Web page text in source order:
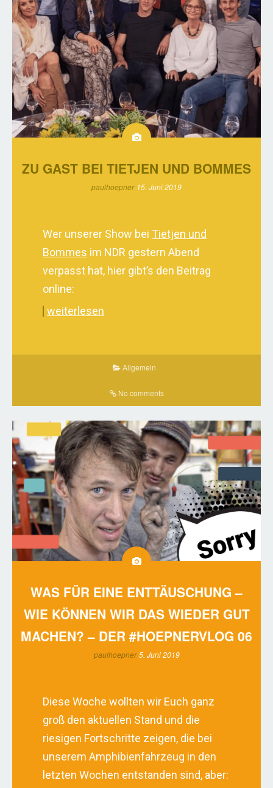
ZU GAST BEI TIETJEN UND BOMMES
paulhoepner 15. Juni 2019
Wer unserer Show bei Tietjen und
Bommes im NDR gestern Abend
verpasst hat, hier gibt’s den Beitrag
online:
weiterlesen
Allgemein
No comments
WAS FÜR EINE ENTTÄUSCHUNG –
WIE KÖNNEN WIR DAS WIEDER GUT
MACHEN? – DER #HOEPNERVLOG 06
paulhoepner 5. Juni 2019
Diese Woche wollten wir Euch ganz
groß den aktuellen Stand und die
riesigen Fortschritte zeigen, die bei
unserem Amphibienfahrzeug in den
letzten Wochen entstanden sind, aber: